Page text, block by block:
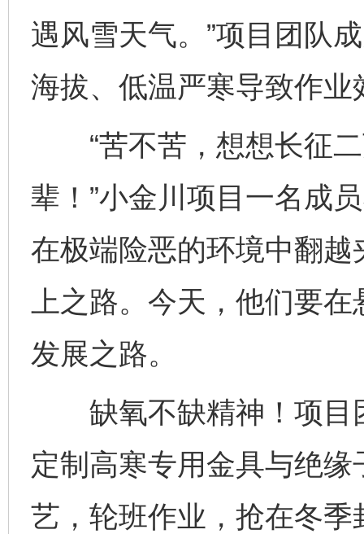
遇风雪天气。”项目团队
海拔、低温严寒导致作业
“苦不苦，想想长征二
辈！”小金川项目一名成
在极端险恶的环境中翻
上之路。今天，他们要
发展之路。
缺氧不缺精神！项目
定制高寒专用金具与绝
艺，轮班作业，抢在冬